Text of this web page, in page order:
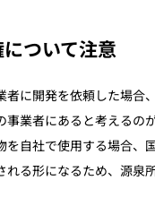
ついて注意
者に開発を依頼した場合
事業者にあると考えるの
を自社で使用する場合、
れる形になるため、源泉